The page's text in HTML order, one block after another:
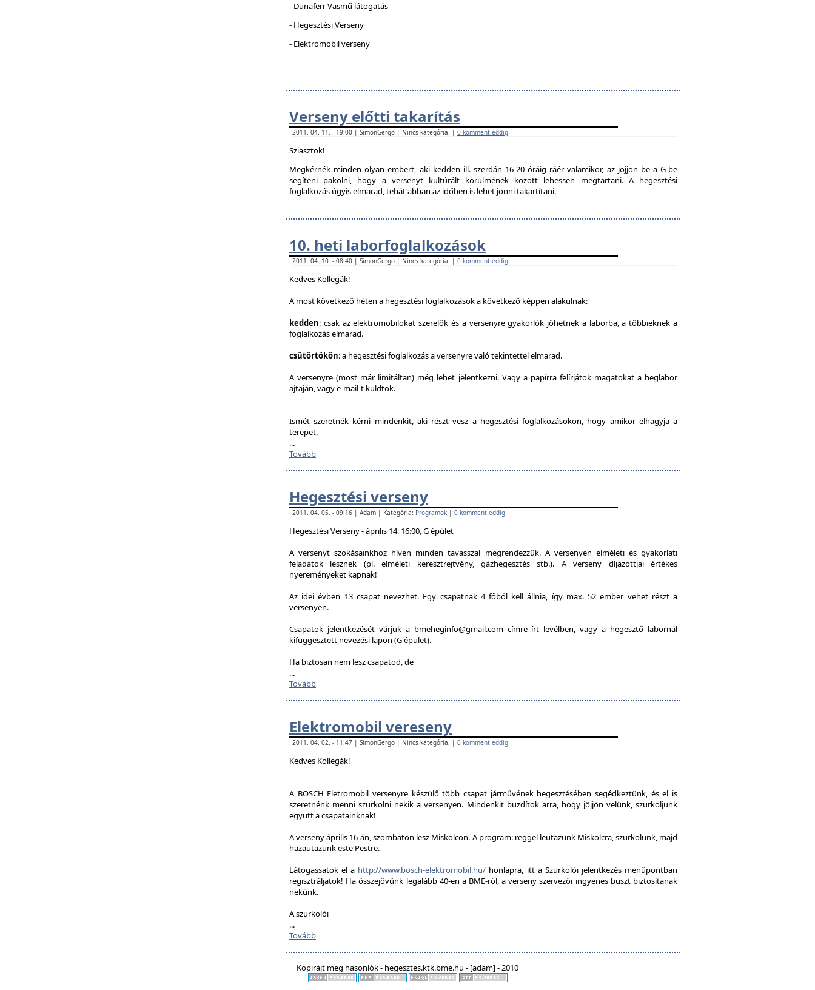
- Dunaferr Vasmű látogatás
- Hegesztési Verseny
- Elektromobil verseny
Verseny előtti takarítás
2011. 04. 11. - 19:00 | SimonGergo | Nincs kategória. | 0 komment eddig
Sziasztok!
Megkérnék minden olyan embert, aki kedden ill. szerdán 16-20 óráig ráér valamikor, az jöjjön be a G-be
segíteni pakolni, hogy a versenyt kultúrált körülmének között lehessen megtartani. A hegesztési
foglalkozás úgyis elmarad, tehát abban az időben is lehet jönni takartítani.
10. heti laborfoglalkozások
2011. 04. 10. - 08:40 | SimonGergo | Nincs kategória. | 0 komment eddig
Kedves Kollegák!
A most következő héten a hegesztési foglalkozások a következő képpen alakulnak:
kedden: csak az elektromobilokat szerelők és a versenyre gyakorlók jöhetnek a laborba, a többieknek a
foglalkozás elmarad.
csütörtökön: a hegesztési foglalkozás a versenyre való tekintettel elmarad.
A versenyre (most már limitáltan) még lehet jelentkezni. Vagy a papírra felírjátok magatokat a heglabor
ajtaján, vagy e-mail-t küldtök.
Ismét szeretnék kérni mindenkit, aki részt vesz a hegesztési foglalkozásokon, hogy amikor elhagyja a
terepet,
...
Tovább
Hegesztési verseny
2011. 04. 05. - 09:16 | Adam | Kategória: Programok | 0 komment eddig
Hegesztési Verseny - április 14. 16:00, G épület
A versenyt szokásainkhoz híven minden tavasszal megrendezzük. A versenyen elméleti és gyakorlati
feladatok lesznek (pl. elméleti keresztrejtvény, gázhegesztés stb.). A verseny díjazottjai értékes
nyereményeket kapnak!
Az idei évben 13 csapat nevezhet. Egy csapatnak 4 főből kell állnia, így max. 52 ember vehet részt a
versenyen.
Csapatok jelentkezését várjuk a bmeheginfo@gmail.com címre írt levélben, vagy a hegesztő labornál
kifüggesztett nevezési lapon (G épület).
Ha biztosan nem lesz csapatod, de
...
Tovább
Elektromobil vereseny
2011. 04. 02. - 11:47 | SimonGergo | Nincs kategória. | 0 komment eddig
Kedves Kollegák!
A BOSCH Eletromobil versenyre készülő több csapat járművének hegesztésében segédkeztünk, és el is
szeretnénk menni szurkolni nekik a versenyen. Mindenkit buzdítok arra, hogy jöjjön velünk, szurkoljunk
együtt a csapatainknak!
A verseny április 16-án, szombaton lesz Miskolcon. A program: reggel leutazunk Miskolcra, szurkolunk, majd
hazautazunk este Pestre.
Látogassatok el a http://www.bosch-elektromobil.hu/ honlapra, itt a Szurkolói jelentkezés menüpontban
regisztráljatok! Ha összejövünk legalább 40-en a BME-ről, a verseny szervezői ingyenes buszt biztosítanak
nekünk.
A szurkolói
...
Tovább
Kopirájt meg hasonlók - hegesztes.ktk.bme.hu - [adam] - 2010